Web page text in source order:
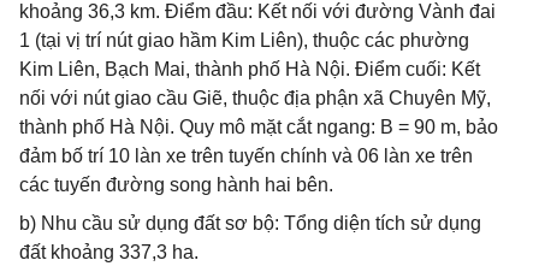
khoảng 36,3 km. Điểm đầu: Kết nối với đường Vành đai
1 (tại vị trí nút giao hầm Kim Liên), thuộc các phường
Kim Liên, Bạch Mai, thành phố Hà Nội. Điểm cuối: Kết
nối với nút giao cầu Giẽ, thuộc địa phận xã Chuyên Mỹ,
thành phố Hà Nội. Quy mô mặt cắt ngang: B = 90 m, bảo
đảm bố trí 10 làn xe trên tuyến chính và 06 làn xe trên
các tuyến đường song hành hai bên.
b) Nhu cầu sử dụng đất sơ bộ: Tổng diện tích sử dụng
đất khoảng 337,3 ha.